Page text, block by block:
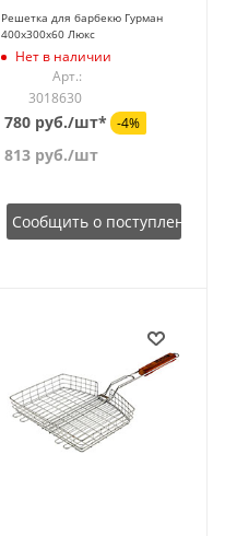
Решетка для барбекю Гурман
400х300х60 Люкс
Нет в наличии
Арт.:
3018630
780 руб./шт* -4%
813руб./шт
Сообщить о поступлении